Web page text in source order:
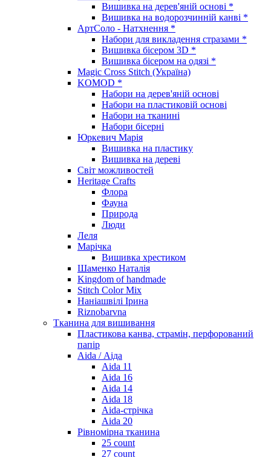
Вишивка на дерев'яній основі *
Вишивка на водорозчинній канві *
АртСоло - Натхнення *
Набори для викладення стразами *
Вишивка бісером 3D *
Вишивка бісером на одязі *
Magic Cross Stitch (Україна)
KOMOD *
Набори на дерев'яній основі
Набори на пластиковій основі
Набори на тканині
Набори бісерні
Юркевич Марія
Вишивка на пластику
Вишивка на дереві
Світ можливостей
Heritage Crafts
Флора
Фауна
Природа
Люди
Леля
Марічка
Вишивка хрестиком
Шаменко Наталія
Kingdom of handmade
Stitch Color Mix
Наніашвілі Ірина
Riznobarvna
Тканина для вишивання
Пластикова канва, страмін, перфорований
папір
Aida / Аіда
Aida 11
Aida 16
Aida 14
Aida 18
Aida-стрічка
Aida 20
Рівномірна тканина
25 count
27 count